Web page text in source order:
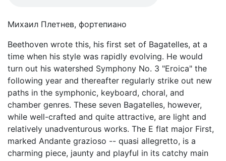
Михаил Плетнев, фортепиано
Beethoven wrote this, his first set of Bagatelles, at a
time when his style was rapidly evolving. He would
turn out his watershed Symphony No. 3 "Eroica" the
following year and thereafter regularly strike out new
paths in the symphonic, keyboard, choral, and
chamber genres. These seven Bagatelles, however,
while well-crafted and quite attractive, are light and
relatively unadventurous works. The E flat major First,
marked Andante grazioso -- quasi allegretto, is a
charming piece, jaunty and playful in its catchy main